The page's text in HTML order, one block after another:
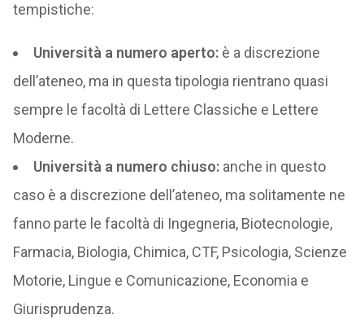
tempistiche:
Università a numero aperto:è a discrezione
dell’ateneo, ma in questa tipologia rientrano quasi
sempre le facoltà di Lettere Classiche e Lettere
Moderne.
Università a numero chiuso:anche in questo
caso è a discrezione dell’ateneo, ma solitamente ne
fanno parte le facoltà di Ingegneria, Biotecnologie,
Farmacia, Biologia, Chimica, CTF, Psicologia, Scienze
Motorie, Lingue e Comunicazione, Economia e
Giurisprudenza.